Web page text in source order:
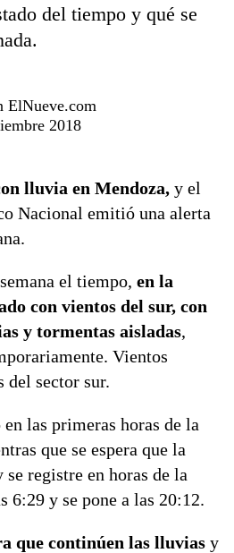
del tiempo y qué se
ElNueve.com
2018
lluvia en Mendoza, y el
Nacional emitió una alerta
el tiempo, en la
con vientos del sur, con
y tormentas aisladas,
Vientos
del sector sur.
las primeras horas de la
que se espera que la
se registre en horas de la
6:29 y se pone a las 20:12.
que continúen las lluvias y